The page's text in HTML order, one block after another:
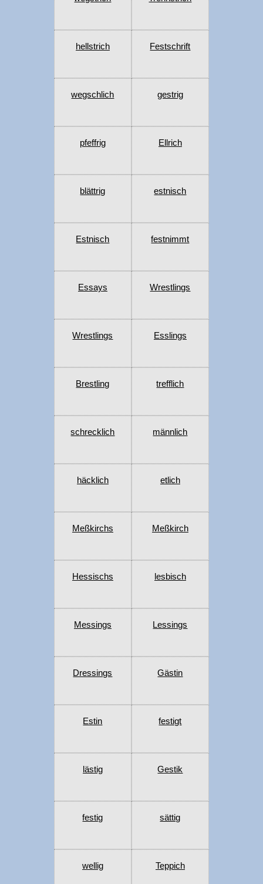
hellstrich Festschrift
wegschlich gestrig
pfeffrig Ellrich
blättrig estnisch
Estnisch festnimmt
Essays Wrestlings
Wrestlings Esslings
Brestling trefflich
schrecklich männlich
häcklich etlich
Meßkirchs Meßkirch
Hessischs lesbisch
Messings Lessings
Dressings Gästin
Estin festigt
lästig Gestik
festig sättig
wellig Teppich